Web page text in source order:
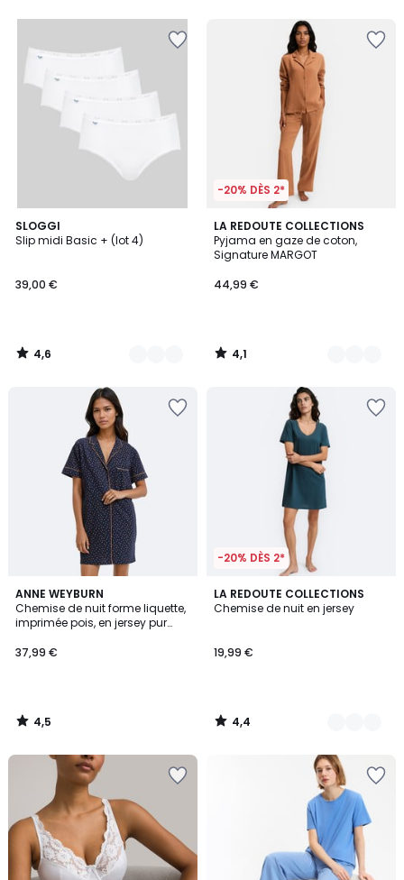
SLOGGI
Slip midi Basic + (lot 4)
39,00 €
4,6
/ 5
3
Couleurs
4,6
/
-20% DÈS 2*
LA REDOUTE COLLECTIONS
Pyjama en gaze de coton,
Signature MARGOT
44,99 €
4,1
/ 5
4
Couleurs
4,1
/
ANNE WEYBURN
Chemise de nuit forme liquette,
imprimée pois, en jersey pur
37,99 €
4,5
/ 5
4,5
/
-20% DÈS 2*
LA REDOUTE COLLECTIONS
Chemise de nuit en jersey
19,99 €
4,4
/ 5
2
Couleurs
4,4
/